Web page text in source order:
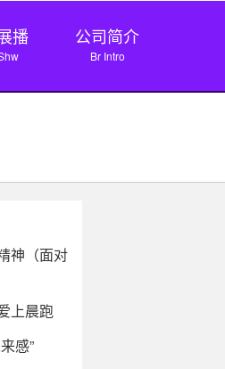
播 公司简介
Br Intro
神（面对
上晨跑
感”